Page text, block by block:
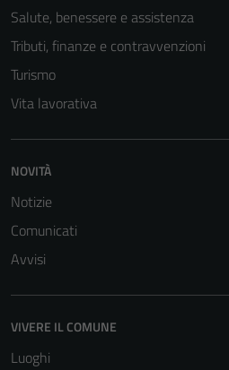
Salute, benessere e assistenza
Tributi, finanze e contravvenzioni
Turismo
Vita lavorativa
NOVITÀ
Notizie
Comunicati
Avvisi
VIVERE IL COMUNE
Luoghi